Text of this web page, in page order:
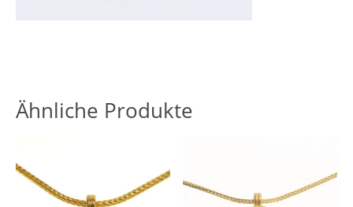
Ähnliche Produkte